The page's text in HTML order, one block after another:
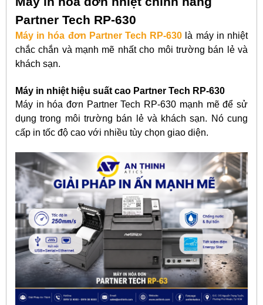
Partner Tech RP-630
Máy in hóa đơn Partner Tech RP-630 là máy in nhiệt
chắc chắn và mạnh mẽ nhất cho môi trường bán lẻ và
khách sạn.
Máy in nhiệt hiệu suất cao Partner Tech RP-630
Máy in hóa đơn Partner Tech RP-630 mạnh mẽ để sử
dụng trong môi trường bán lẻ và khách sạn. Nó cung
cấp in tốc độ cao với nhiều tùy chọn giao diện.